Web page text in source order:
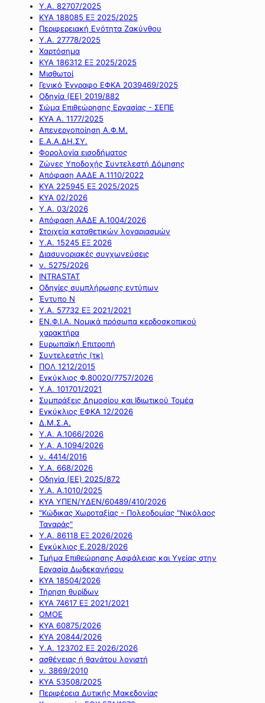
Υ.Α. 82707/2025
ΚΥΑ 188085 ΕΞ 2025/2025
Περιφερειακή Ενότητα Ζακύνθου
Υ.Α. 27778/2025
Χαρτόσημα
ΚΥΑ 186312 ΕΞ 2025/2025
Μισθωτοί
Γενικό Έγγραφο ΕΦΚΑ 2039469/2025
Οδηγία (ΕΕ) 2019/882
Σώμα Επιθεώρησης Εργασίας - ΣΕΠΕ
ΚΥΑ Α. 1177/2025
Απενεργοποίηση Α.Φ.Μ.
Ε.Α.Α.ΔΗ.ΣΥ.
Φορολογία εισοδήματος
Ζώνες Υποδοχής Συντελεστή Δόμησης
Απόφαση ΑΑΔΕ Α.1110/2022
ΚΥΑ 225945 ΕΞ 2025/2025
ΚΥΑ 02/2026
Υ.Α. 03/2026
Απόφαση ΑΑΔΕ Α.1004/2026
Στοιχεία καταθετικών λογαριασμών
Υ.Α. 15245 ΕΞ 2026
Διασυνοριακές συγχωνεύσεις
ν. 5275/2026
INTRASTAT
Οδηγίες συμπλήρωσης εντύπων
Έντυπο Ν
Υ.Α. 57732 ΕΞ 2021/2021
ΕΝ.Φ.Ι.Α. Νομικά πρόσωπα κερδοσκοπικού
χαρακτήρα
Ευρωπαϊκή Επιτροπή
Συντελεστής (τκ)
ΠΟΛ 1212/2015
Εγκύκλιος Φ.80020/7757/2026
Υ.Α. 101701/2021
Συμπράξεις Δημοσίου και Ιδιωτικού Τομέα
Εγκύκλιος ΕΦΚΑ 12/2026
Δ.Μ.Σ.Α.
Υ.Α. Α.1066/2026
Υ.Α. Α.1094/2026
ν. 4414/2016
Y.A. 668/2026
Οδηγία (ΕΕ) 2025/872
Υ.Α. Α.1010/2025
ΚΥΑ ΥΠΕΝ/ΥΔΕΝ/60489/410/2026
"Κώδικας Χωροταξίας - Πολεοδομίας "Νικόλαος
Ταγαράς"
Υ.Α. 86118 ΕΞ 2026/2026
Εγκύκλιος Ε.2028/2026
Τμήμα Επιθεώρησης Ασφάλειας και Υγείας στην
Εργασία Δωδεκανήσου
ΚΥΑ 18504/2026
Τήρηση θυρίδων
ΚΥΑ 74617 ΕΞ 2021/2021
ΟΜΟΕ
ΚΥΑ 60875/2026
ΚΥΑ 20844/2026
Υ.Α. 123702 ΕΞ 2026/2026
ασθένειας ή θανάτου λογιστή
ν. 3869/2010
ΚΥΑ 53508/2025
Περιφέρεια Δυτικής Μακεδονίας